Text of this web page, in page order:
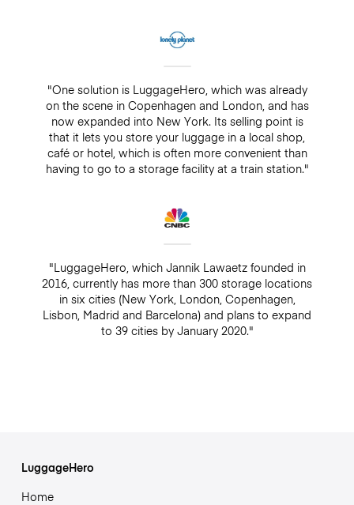
"One solution is LuggageHero, which was already
on the scene in Copenhagen and London, and has
now expanded into New York. Its selling point is
that it lets you store your luggage in a local shop,
café or hotel, which is often more convenient than
having to go to a storage facility at a train station."
"LuggageHero, which Jannik Lawaetz founded in
2016, currently has more than 300 storage locations
in six cities (New York, London, Copenhagen,
Lisbon, Madrid and Barcelona) and plans to expand
to 39 cities by January 2020."
LuggageHero
Home